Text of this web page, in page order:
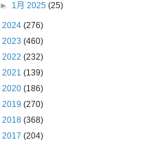
► 1月 2025(25)
2024 (276)
2023 (460)
2022 (232)
2021 (139)
2020 (186)
2019 (270)
2018 (368)
2017 (204)